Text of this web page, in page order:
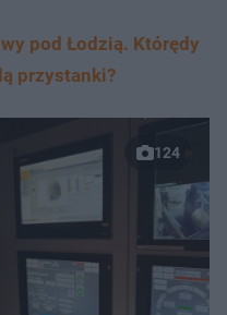
pod Łodzią. Którędy
przystanki?
124